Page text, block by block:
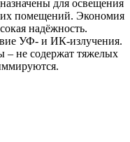
для освещения
помещений. Экономия
надёжность.
УФ- и ИК-излучения.
– не содержат тяжелых